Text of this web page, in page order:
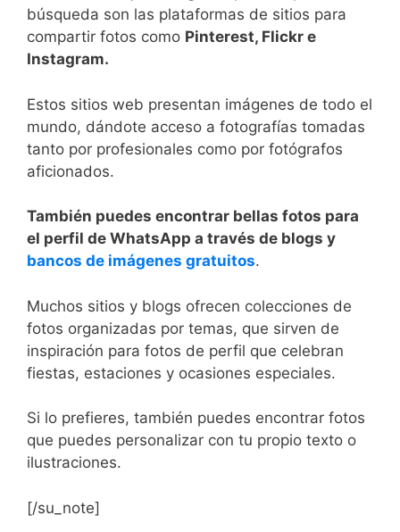
búsqueda son las plataformas de sitios para
compartir fotos como Pinterest, Flickr e
Instagram.
Estos sitios web presentan imágenes de todo el
mundo, dándote acceso a fotografías tomadas
tanto por profesionales como por fotógrafos
aficionados.
También puedes encontrar bellas fotos para
el perfil de WhatsApp a través de blogs y
bancos de imágenes gratuitos.
Muchos sitios y blogs ofrecen colecciones de
fotos organizadas por temas, que sirven de
inspiración para fotos de perfil que celebran
fiestas, estaciones y ocasiones especiales.
Si lo prefieres, también puedes encontrar fotos
que puedes personalizar con tu propio texto o
ilustraciones.
[/su_note]